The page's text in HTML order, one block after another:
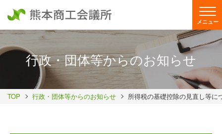
メニュー
行政・団体等からのお知らせ
TOP 行政・団体等からのお知らせ 所得税の基礎控除の見直し等に